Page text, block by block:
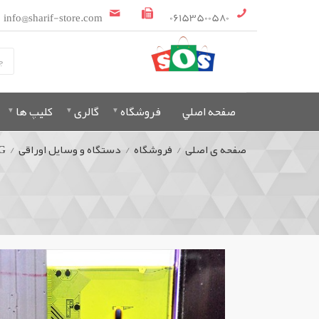
06153500580
info@sharif-store.com
صفحه اصلي فروشگاه گالری کلیپ ها
صفحه ی اصلی / فروشگاه / دستگاه و وسایل اوراقی /